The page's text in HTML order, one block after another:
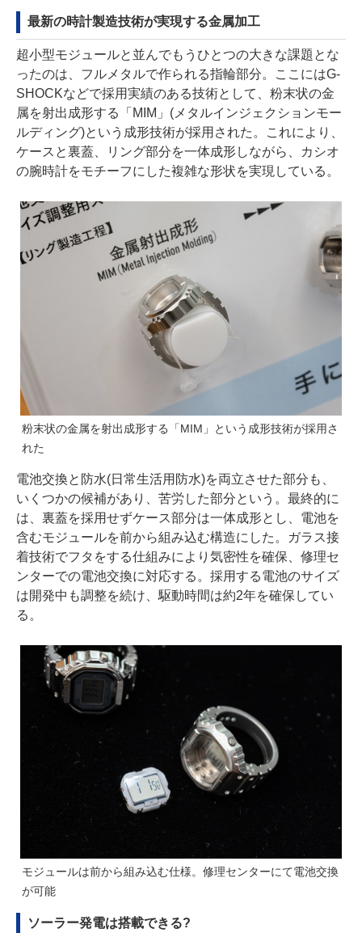
最新の時計製造技術が実現する金属加工
超小型モジュールと並んでもうひとつの大きな課題とな
ったのは、フルメタルで作られる指輪部分。ここにはG-
SHOCKなどで採用実績のある技術として、粉末状の金
属を射出成形する「MIM」(メタルインジェクションモー
ルディング)という成形技術が採用された。これにより、
ケースと裏蓋、リング部分を一体成形しながら、カシオ
の腕時計をモチーフにした複雑な形状を実現している。
粉末状の金属を射出成形する「MIM」という成形技術が採用さ
れた
電池交換と防水(日常生活用防水)を両立させた部分も、
いくつかの候補があり、苦労した部分という。最終的に
は、裏蓋を採用せずケース部分は一体成形とし、電池を
含むモジュールを前から組み込む構造にした。ガラス接
着技術でフタをする仕組みにより気密性を確保、修理セ
ンターでの電池交換に対応する。採用する電池のサイズ
は開発中も調整を続け、駆動時間は約2年を確保してい
る。
モジュールは前から組み込む仕様。修理センターにて電池交換
が可能
ソーラー発電は搭載できる?